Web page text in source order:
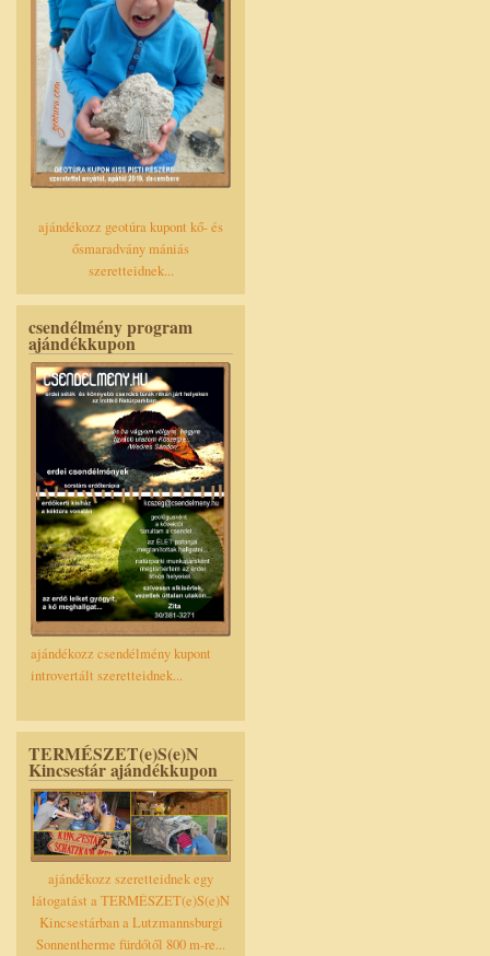
ajándékozz geotúra kupont kő- és
ősmaradvány mániás
szeretteidnek...
csendélmény program
ajándékkupon
ajándékozz csendélmény kupont
introvertált szeretteidnek...
TERMÉSZET(e)S(e)N
Kincsestár ajándékkupon
ajándékozz szeretteidnek egy
látogatást a TERMÉSZET(e)S(e)N
Kincsestárban a Lutzmannsburgi
Sonnentherme fürdőtől 800 m-re...